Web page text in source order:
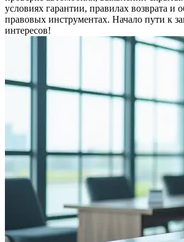
условиях гарантии, правилах возврата и
правовых инструментах. Начало пути к
интересов!